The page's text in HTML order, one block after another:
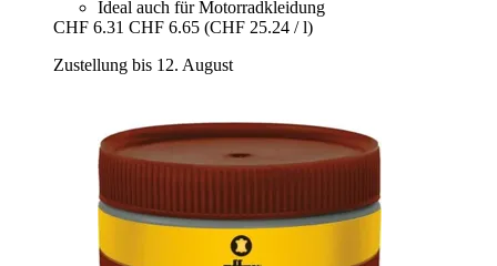
Ideal auch für Motorradkleidung
CHF 6.31 CHF 6.65 (CHF 25.24 / l)
Zustellung bis 12. August